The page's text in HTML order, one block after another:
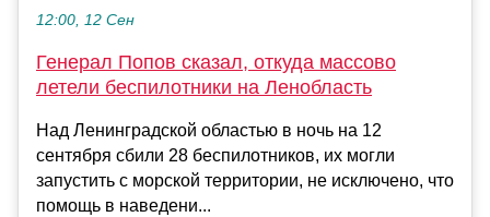
12:00, 12 Сен
Генерал Попов сказал, откуда массово
летели беспилотники на Ленобласть
Над Ленинградской областью в ночь на 12
сентября сбили 28 беспилотников, их могли
запустить с морской территории, не исключено, что
помощь в наведени...